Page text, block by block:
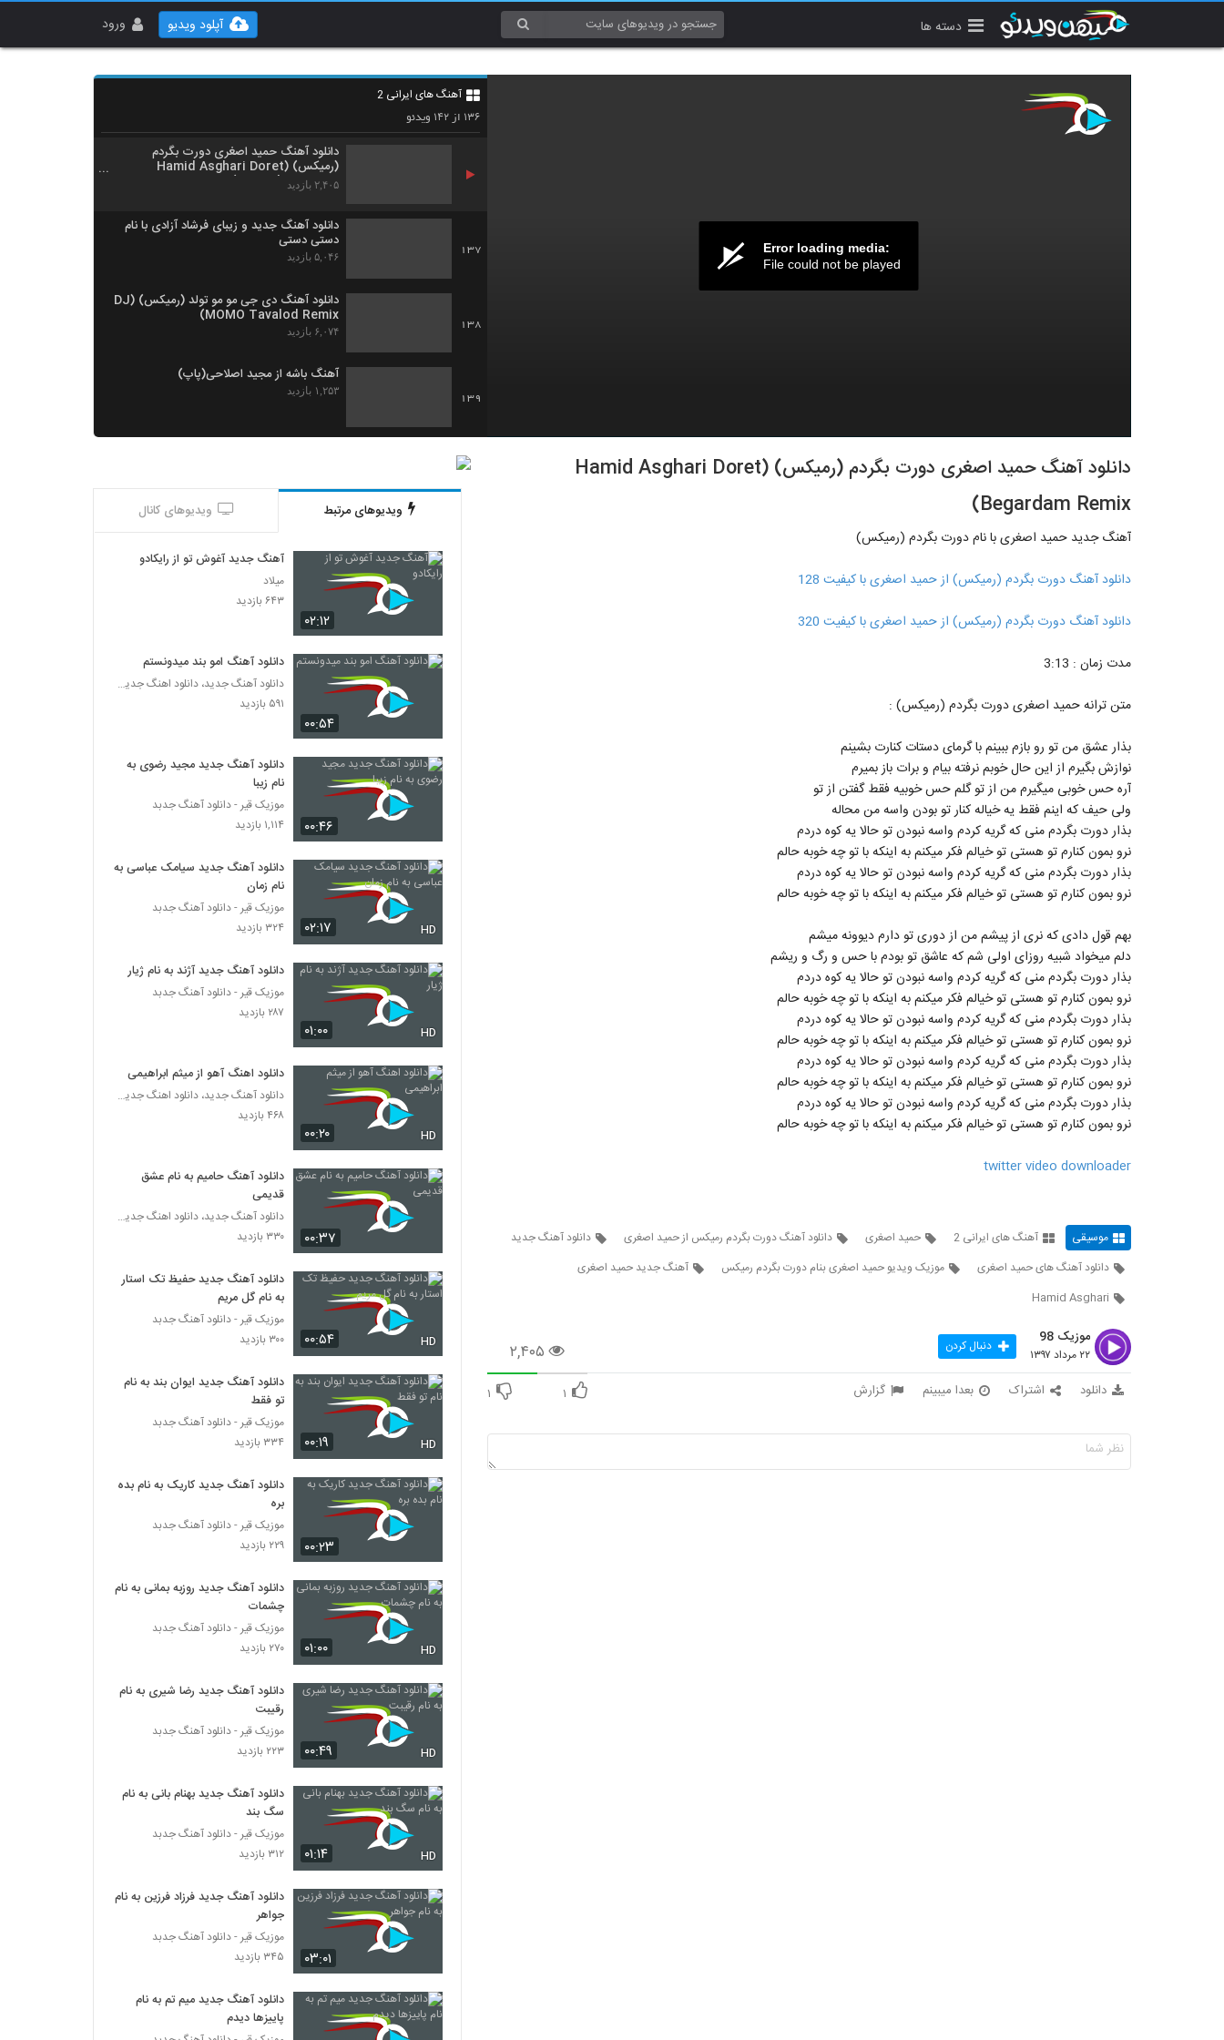
دسته ها ورود آپلود ویدیو
Error loading media:
File could not be played
آهنگ های ایرانی 2
۱۳۶ از ۱۴۲ ویدئو
135
موزیک زیبای اسمشو چی بزارم از یوسف زمانی
دانلود آهنگ حمید اصغری دورت بگردم
(رمیکس) (Hamid Asghari Doret
Begardam Remix)
۲,۴۰۵ بازدید
137
دانلود آهنگ جدید و زیبای فرشاد آزادی با نام
دستی دستی
۵,۰۴۶ بازدید
138
دانلود آهنگ دی جی مو مو تولد (رمیکس) (DJ
MOMO Tavalod Remix)
۶,۰۷۴ بازدید
139
آهنگ باشه از مجید اصلاحی(پاپ)
۱,۲۵۳ بازدید
140
دانلود آهنگ هوروش بند خستم (Hoorosh
Band Khaastam)
۱,۷۰۸ بازدید
دانلود آهنگ وحید یگانه سن منیم سن
۱,۹۷۵ بازدید
دانلود آهنگ حمید اصغری دورت بگردم (رمیکس) (Hamid Asghari Doret
Begardam Remix)
آهنگ جدید حمید اصغری با نام دورت بگردم (رمیکس)
دانلود آهنگ دورت بگردم (رمیکس) از حمید اصغری با کیفیت 128
دانلود آهنگ دورت بگردم (رمیکس) از حمید اصغری با کیفیت 320
مدت زمان : 3:13
متن ترانه حمید اصغری دورت بگردم (رمیکس) :
بذار عشق من تو رو بازم ببینم با گرمای دستات کنارت بشینم
نوازش بگیرم از این حال خوبم نرفته بیام و برات باز بمیرم
آره حس خوبی میگیرم من از تو گلم حس خوبیه فقط گفتن از تو
ولی حیف که اینم فقط یه خیاله کنار تو بودن واسه من محاله
بذار دورت بگردم منی که گریه کردم واسه نبودن تو حالا یه کوه دردم
نرو بمون کنارم تو هستی تو خیالم فکر میکنم به اینکه با تو چه خوبه حالم
بذار دورت بگردم منی که گریه کردم واسه نبودن تو حالا یه کوه دردم
نرو بمون کنارم تو هستی تو خیالم فکر میکنم به اینکه با تو چه خوبه حالم
بهم قول دادی که نری از پیشم من از دوری تو دارم دیوونه میشم
دلم میخواد شبیه روزای اولی شم که عاشق تو بودم با حس و رگ و ریشم
بذار دورت بگردم منی که گریه کردم واسه نبودن تو حالا یه کوه دردم
نرو بمون کنارم تو هستی تو خیالم فکر میکنم به اینکه با تو چه خوبه حالم
بذار دورت بگردم منی که گریه کردم واسه نبودن تو حالا یه کوه دردم
نرو بمون کنارم تو هستی تو خیالم فکر میکنم به اینکه با تو چه خوبه حالم
بذار دورت بگردم منی که گریه کردم واسه نبودن تو حالا یه کوه دردم
نرو بمون کنارم تو هستی تو خیالم فکر میکنم به اینکه با تو چه خوبه حالم
بذار دورت بگردم منی که گریه کردم واسه نبودن تو حالا یه کوه دردم
نرو بمون کنارم تو هستی تو خیالم فکر میکنم به اینکه با تو چه خوبه حالم
twitter video downloader
موسیقی آهنگ های ایرانی 2 حمید اصغری دانلود آهنگ دورت بگردم رمیکس از حمید اصغری
دانلود آهنگ جدید
دانلود آهنگ های حمید اصغری
موزیک ویدیو حمید اصغری بنام دورت بگردم رمیکس
آهنگ جدید حمید اصغری
Hamid Asghari
۲,۴۰۵
موزیک 98
۲۲ مرداد ۱۳۹۷ دنبال کردن
دانلود اشتراک بعدا میبینم گزارش ۱ ۱
ویدیوهای مرتبط ویدیوهای کانال
۰۲:۱۲
آهنگ جدید آغوش تو از رایکادو
میلاد
۶۴۳ بازدید
۰۰:۵۴
دانلود آهنگ امو بند میدونستم
دانلود آهنگ جدید، دانلود اهنگ جدید ایرانی
۵۹۱ بازدید
۰۰:۴۶
دانلود آهنگ جدید مجید رضوی به
نام زیبا
موزیک قیر - دانلود آهنگ جدبد
۱,۱۱۴ بازدید
۰۲:۱۷ HD
دانلود آهنگ جدید سیامک عباسی به
نام زمان
موزیک قیر - دانلود آهنگ جدبد
۳۲۴ بازدید
۰۱:۰۰ HD
دانلود آهنگ جدید آژند به نام ژیار
موزیک قیر - دانلود آهنگ جدبد
۲۸۷ بازدید
۰۰:۲۰ HD
دانلود اهنگ آهو از میثم ابراهیمی
دانلود آهنگ جدید، دانلود اهنگ جدید ایرانی
۴۶۸ بازدید
۰۰:۳۷
دانلود آهنگ حامیم به نام عشق
قدیمی
دانلود آهنگ جدید، دانلود اهنگ جدید ایرانی
۳۳۰ بازدید
۰۰:۵۴ HD
دانلود آهنگ جدید حفیظ تک استار
به نام گل مریم
موزیک قیر - دانلود آهنگ جدبد
۳۰۰ بازدید
۰۰:۱۹ HD
دانلود آهنگ جدید ایوان بند به نام
تو فقط
موزیک قیر - دانلود آهنگ جدبد
۳۳۴ بازدید
۰۰:۲۳
دانلود آهنگ جدید کاریک به نام بده
بره
موزیک قیر - دانلود آهنگ جدبد
۲۲۹ بازدید
۰۱:۰۰ HD
دانلود آهنگ جدید روزبه بمانی به نام
چشمات
موزیک قیر - دانلود آهنگ جدبد
۲۷۰ بازدید
۰۰:۴۹ HD
دانلود آهنگ جدید رضا شیری به نام
رقیبت
موزیک قیر - دانلود آهنگ جدبد
۲۲۳ بازدید
۰۱:۱۴ HD
دانلود آهنگ جدید بهنام بانی به نام
سگ بند
موزیک قیر - دانلود آهنگ جدبد
۳۱۲ بازدید
۰۳:۰۱
دانلود آهنگ جدید فرزاد فرزین به نام
جواهر
موزیک قیر - دانلود آهنگ جدبد
۳۴۵ بازدید
دانلود آهنگ جدید میم تم به نام
پاییزها دیدم